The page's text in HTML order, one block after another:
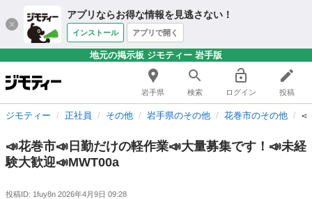
アプリならお得な情報を見逃さない！
インストール アプリで開く
地元の掲示板 ジモティー 岩手版
岩手県 検索 ログイン 投稿
ジモティー 正社員 その他 岩手県のその他 花巻市のその他
📣花巻市📣日勤だけの軽作業📣大量募集です！📣未経
験大歓迎📣MWT00a
投稿ID: 1fuy8n 2026年4月9日 09:28